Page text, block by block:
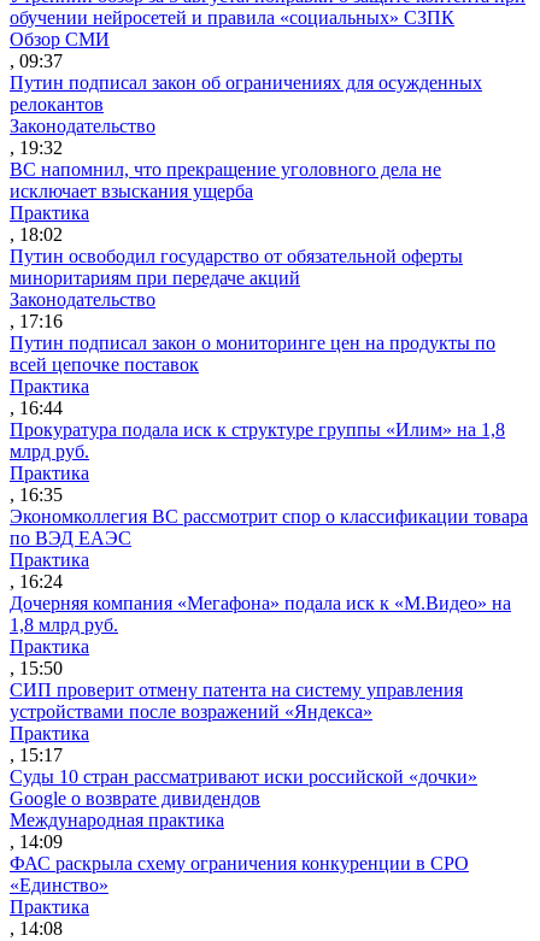
обучении нейросетей и правила «социальных» СЗПК
Обзор СМИ
, 09:37
Путин подписал закон об ограничениях для осужденных
релокантов
Законодательство
, 19:32
ВС напомнил, что прекращение уголовного дела не
исключает взыскания ущерба
Практика
, 18:02
Путин освободил государство от обязательной оферты
миноритариям при передаче акций
Законодательство
, 17:16
Путин подписал закон о мониторинге цен на продукты по
всей цепочке поставок
Практика
, 16:44
Прокуратура подала иск к структуре группы «Илим» на 1,8
млрд руб.
Практика
, 16:35
Экономколлегия ВС рассмотрит спор о классификации товара
по ВЭД ЕАЭС
Практика
, 16:24
Дочерняя компания «Мегафона» подала иск к «М.Видео» на
1,8 млрд руб.
Практика
, 15:50
СИП проверит отмену патента на систему управления
устройствами после возражений «Яндекса»
Практика
, 15:17
Суды 10 стран рассматривают иски российской «дочки»
Google о возврате дивидендов
Международная практика
, 14:09
ФАС раскрыла схему ограничения конкуренции в СРО
«Единство»
Практика
, 14:08